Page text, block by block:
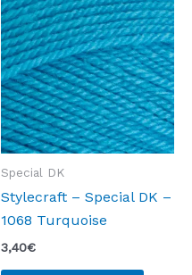
Special DK
Stylecraft – Special DK –
1068 Turquoise
3,40€